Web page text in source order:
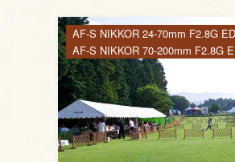
AF-S NIKKOR 24-70mm F2.8G ED
AF-S NIKKOR 70-200mm F2.8G